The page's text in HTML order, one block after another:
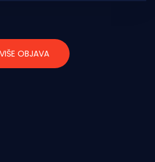
VIŠE OBJAVA